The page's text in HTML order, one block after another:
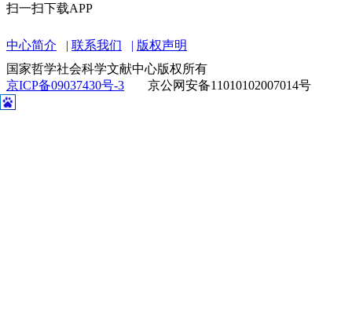
扫一扫下载APP
中心简介 联系我们
版权声明
国家哲学社会科学文献中心版权所有
京ICP备09037430号-3
京公网安备11010102007014号